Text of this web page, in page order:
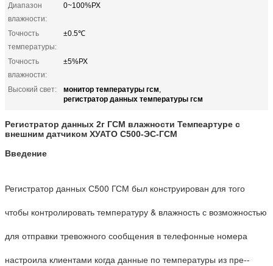
Диапазон
влажности:
0~100%РХ
Точность
температуры:
±0.5℃
Точность
влажности:
±5%РХ
Высокий свет: монитор температуры гсм,
регистратор данных температуры гсм
Регистратор данных 2г ГСМ влажности Темпеартуре с
внешним датчиком ХУАТО С500-ЭС-ГСМ
Введение
Регистратор данных С500 ГСМ был конструирован для того
чтобы контролировать температуру & влажность с возможностью
для отправки тревожного сообщения в телефонные номера
настроила клиентами когда данные по температуры из пре--